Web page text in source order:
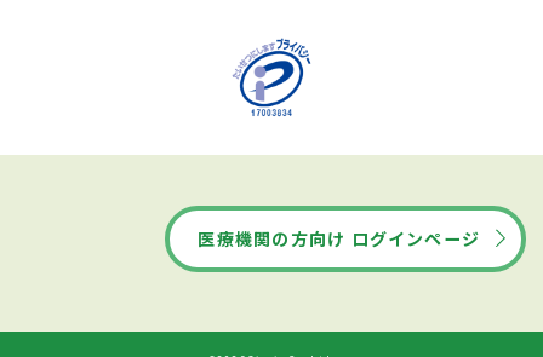
医療機関の方向け ログインページ